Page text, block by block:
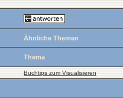
Ähnliche Themen
Thema
Buchtips zum Visualisieren